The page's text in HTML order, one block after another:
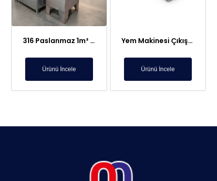
316 Paslanmaz 1m³ Elektroliz Hücresi | 7 Katot 8 Anot Altın Gümüş Rafinasyon Sistemi
Ürünü İncele
Yem Makinesi Çıkışı İçin Metal Ayırıcı Plaka Mıknatıs
Ürünü İncele